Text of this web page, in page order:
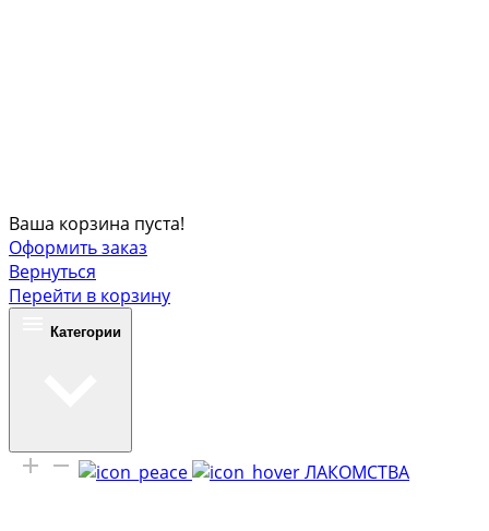
Ваша корзина пуста!
Оформить заказ
Вернуться
Перейти в корзину
Категории
ЛАКОМСТВА